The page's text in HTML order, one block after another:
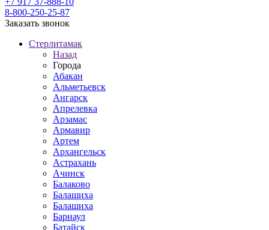
8-800-250-25-87
Заказать звонок
Стерлитамак
Назад
Города
Абакан
Альметьевск
Ангарск
Апрелевка
Арзамас
Армавир
Артем
Архангельск
Астрахань
Ачинск
Балаково
Балашиха
Балашиха
Барнаул
Батайск